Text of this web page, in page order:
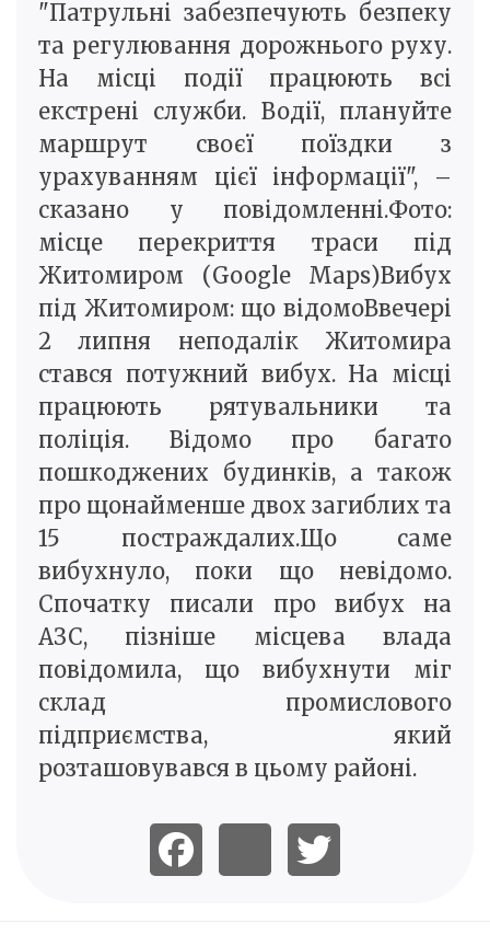
"Патрульні забезпечують безпеку
та регулювання дорожнього руху.
На місці події працюють всі
екстрені служби. Водії, плануйте
маршрут своєї поїздки з
урахуванням цієї інформації", –
сказано у повідомленні.Фото:
місце перекриття траси під
Житомиром (Google Maps)Вибух
під Житомиром: що відомоВвечері
2 липня неподалік Житомира
стався потужний вибух. На місці
працюють рятувальники та
поліція. Відомо про багато
пошкоджених будинків, а також
про щонайменше двох загиблих та
15 постраждалих.Що саме
вибухнуло, поки що невідомо.
Спочатку писали про вибух на
АЗС, пізніше місцева влада
повідомила, що вибухнути міг
склад промислового
підприємства, який
розташовувався в цьому районі.